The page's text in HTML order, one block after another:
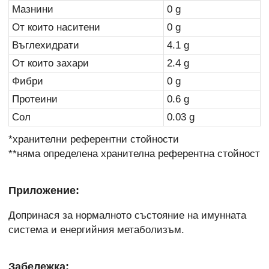
Мазнини
0 g
От които наситени
0 g
Въглехидрати
4.1 g
От които захари
2.4 g
Фибри
0 g
Протеини
0.6 g
Сол
0.03 g
*хранителни референтни стойности
**няма определена хранителна референтна стойност
Приложение:
Допринася за нормалното състояние на имунната
система и енергийния метаболизъм.
Забележка: